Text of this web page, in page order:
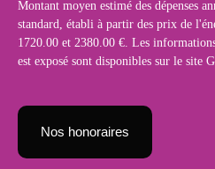
Montant moyen estimé des dépenses
standard, établi à partir des prix de
1720.00 et 2380.00 €. Les
est exposé sont disponibles sur le site
Nos honoraires